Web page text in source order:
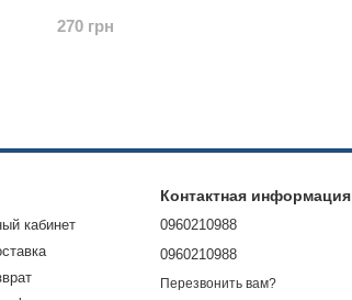
270 грн
кабинет
Контактная информация
0960210988
0960210988
Перезвонить вам?